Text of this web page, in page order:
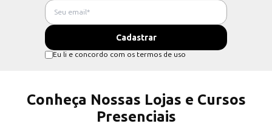
Eu li e concordo com os termos de uso
Conheça Nossas Lojas e Cursos
Presenciais